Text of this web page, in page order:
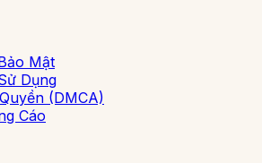
Mật
Dụng
(DMCA)
Cáo